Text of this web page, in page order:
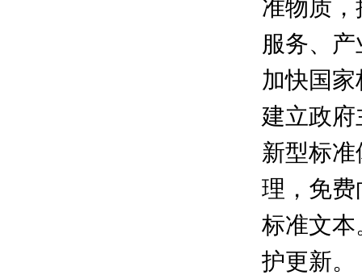
准物质
服务、
加快国
建立政
新型标
理，免
标准文
护更新。